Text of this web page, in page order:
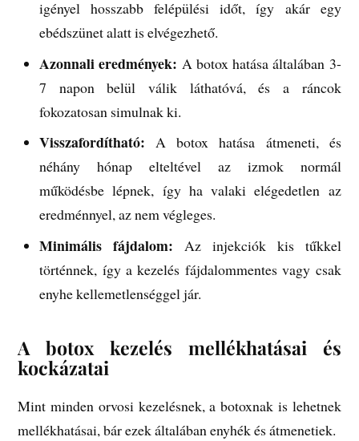
igényel hosszabb felépülési időt, így akár egy
ebédszünet alatt is elvégezhető.
Azonnali eredmények: A botox hatása általában 3-
7 napon belül válik láthatóvá, és a ráncok
fokozatosan simulnak ki.
Visszafordítható: A botox hatása átmeneti, és
néhány hónap elteltével az izmok normál
működésbe lépnek, így ha valaki elégedetlen az
eredménnyel, az nem végleges.
Minimális fájdalom: Az injekciók kis tűkkel
történnek, így a kezelés fájdalommentes vagy csak
enyhe kellemetlenséggel jár.
A botox kezelés mellékhatásai és
kockázatai
Mint minden orvosi kezelésnek, a botoxnak is lehetnek
mellékhatásai, bár ezek általában enyhék és átmenetiek.